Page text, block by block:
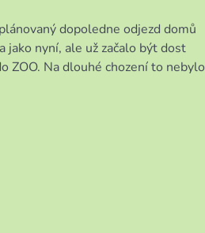
dopoledne odjezd domů
nyní, ale už začalo být dost
ZOO. Na dlouhé chození to nebylo